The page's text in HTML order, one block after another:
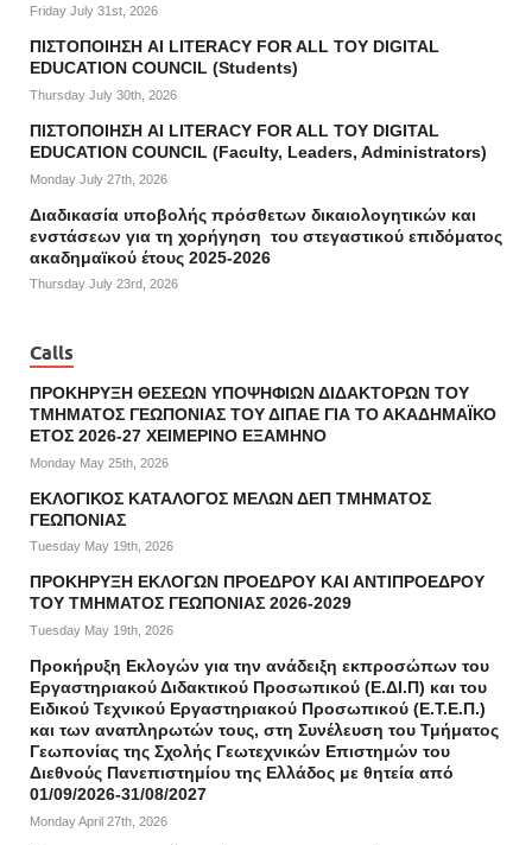
Friday July 31st, 2026
ΠΙΣΤΟΠΟΙΗΣΗ AI LITERACY FOR ALL ΤΟΥ DIGITAL
EDUCATION COUNCIL (Students)
Thursday July 30th, 2026
ΠΙΣΤΟΠΟΙΗΣΗ AI LITERACY FOR ALL ΤΟΥ DIGITAL
EDUCATION COUNCIL (Faculty, Leaders, Administrators)
Monday July 27th, 2026
Διαδικασία υποβολής πρόσθετων δικαιολογητικών και
ενστάσεων για τη χορήγηση του στεγαστικού επιδόματος
ακαδημαϊκού έτους 2025-2026
Thursday July 23rd, 2026
Calls
ΠΡΟΚΗΡΥΞΗ ΘΕΣΕΩΝ ΥΠΟΨΗΦΙΩΝ ΔΙΔΑΚΤΟΡΩΝ ΤΟΥ
ΤΜΗΜΑΤΟΣ ΓΕΩΠΟΝΙΑΣ ΤΟΥ ΔΙΠΑΕ ΓΙΑ ΤΟ ΑΚΑΔΗΜΑΪΚΟ
ΕΤΟΣ 2026-27 ΧΕΙΜΕΡΙΝΟ ΕΞΑΜΗΝΟ
Monday May 25th, 2026
ΕΚΛΟΓΙΚΟΣ ΚΑΤΑΛΟΓΟΣ ΜΕΛΩΝ ΔΕΠ ΤΜΗΜΑΤΟΣ
ΓΕΩΠΟΝΙΑΣ
Tuesday May 19th, 2026
ΠΡΟΚΗΡΥΞΗ ΕΚΛΟΓΩΝ ΠΡΟΕΔΡΟΥ ΚΑΙ ΑΝΤΙΠΡΟΕΔΡΟΥ
ΤΟΥ ΤΜΗΜΑΤΟΣ ΓΕΩΠΟΝΙΑΣ 2026-2029
Tuesday May 19th, 2026
Προκήρυξη Εκλογών για την ανάδειξη εκπροσώπων του
Εργαστηριακού Διδακτικού Προσωπικού (Ε.ΔΙ.Π) και του
Ειδικού Τεχνικού Εργαστηριακού Προσωπικού (Ε.Τ.Ε.Π.)
και των αναπληρωτών τους, στη Συνέλευση του Τμήματος
Γεωπονίας της Σχολής Γεωτεχνικών Επιστημών του
Διεθνούς Πανεπιστημίου της Ελλάδος με θητεία από
01/09/2026-31/08/2027
Monday April 27th, 2026